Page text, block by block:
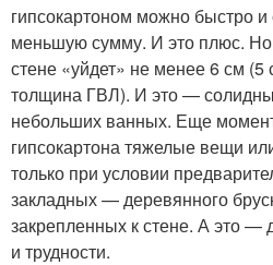
гипсокартоном можно быстро и
меньшую сумму. И это плюс.
стене «уйдет» не менее 6 см
толщина ГВЛ). И это —
небольших ванных. Еще
гипсокартона тяжелые вещи
только при условии
закладных — деревянного
закрепленных к стене. А это —
и трудности.